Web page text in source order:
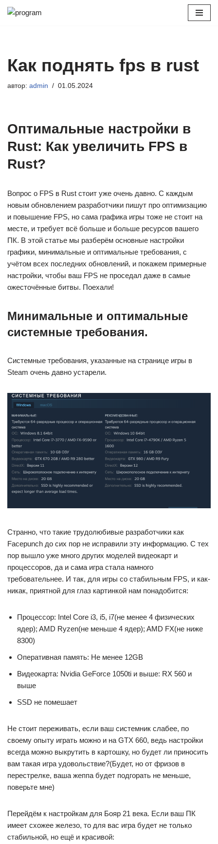
Как поднять fps в rust
автор: admin 01.05.2024
Оптимальные настройки в
Rust: Как увеличить FPS в
Rust?
Вопрос о FPS в Rust стоит уже очень давно. С каждым
новым обновлением разработчики пишут про оптимизацию
и повышение FPS, но сама графика игры тоже не стоит на
месте, и требует всё больше и больше ресурсов вашего
ПК. В этой статье мы разберём основные настройки
графики, минимальные и оптимальные требования, с
учётом всех последних обновлений, и покажем примерные
настройки, чтобы ваш FPS не проседал даже в самые
ожесточённые битвы. Поехали!
Минимальные и оптимальные
системные требования.
Системные требования, указанные на странице игры в
Steam очень давно устарели.
Странно, что такие трудолюбивые разработчики как
Facepunch до сих пор не исправили эту информацию. С тех
пор вышло уже много других моделей видеокарт и
процессоров, да и сама игра стала намного
требовательнее. И так, для игры со стабильным FPS, и как-
никак, приятной для глаз картинкой нам понадобится:
Процессор: Intel Core i3, i5, i7(не менее 4 физических
ядер); AMD Ryzen(не меньше 4 ядер); AMD FX(не ниже
8300)
Оперативная память: Не менее 12GB
Видеокарта: Nvidia GeForce 1050ti и выше: RX 560 и
выше
SSD не помешает
Не стоит переживать, если ваш системник слабее, по
своему опыту играть можно и на GTX 660, ведь настройки
всегда можно выкрутить в картошку, но будет ли приносить
вам такая игра удовольствие?(Будет, но от фризов в
перестрелке, ваша жеппа будет подгорать не меньше,
поверьте мне)
Перейдём к настройкам для Бояр 21 века. Если ваш ПК
имеет схожее железо, то для вас игра будет не только
стабильной, но ещё и красивой: